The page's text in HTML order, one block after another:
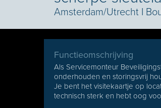
Amsterdam/Utrecht I
Functieomschrijving
Als Servicemonteur
onderhouden en storingsvrij
Je bent het visitekaartje op
technisch sterk en hebt oog